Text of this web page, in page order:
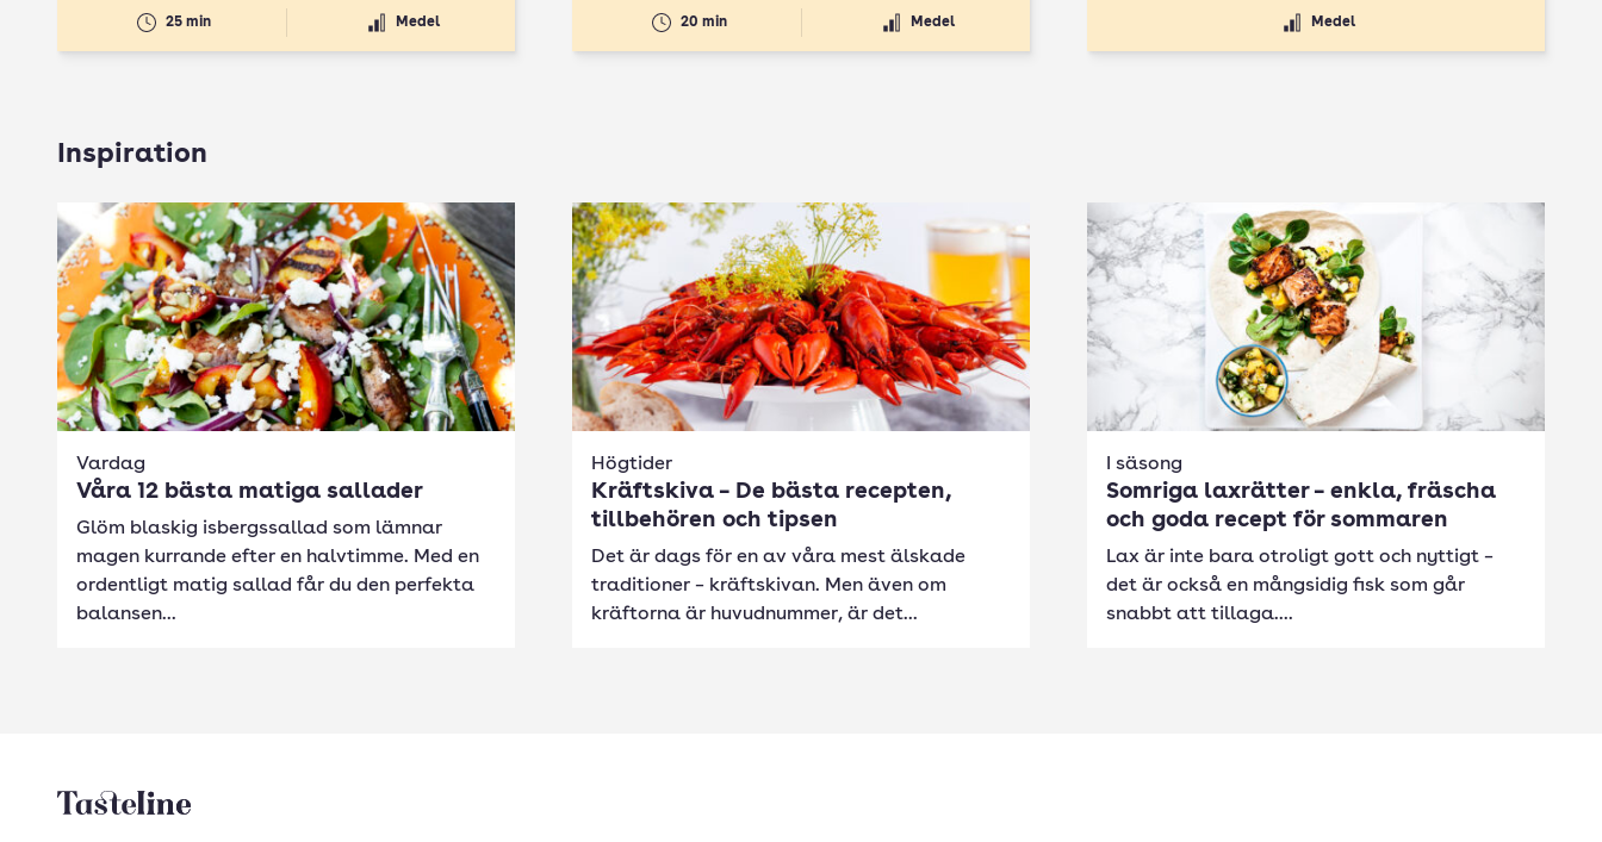
25 min Medel 20 min Medel Medel
Inspiration
Vardag
Våra 12 bästa matiga sallader
Glöm blaskig isbergssallad som lämnar
magen kurrande efter en halvtimme. Med en
ordentligt matig sallad får du den perfekta
balansen...
Högtider
Kräftskiva – De bästa recepten,
tillbehören och tipsen
Det är dags för en av våra mest älskade
traditioner – kräftskivan. Men även om
kräftorna är huvudnummer, är det...
I säsong
Somriga laxrätter – enkla, fräscha
och goda recept för sommaren
Lax är inte bara otroligt gott och nyttigt –
det är också en mångsidig fisk som går
snabbt att tillaga....
Tasteline startsida